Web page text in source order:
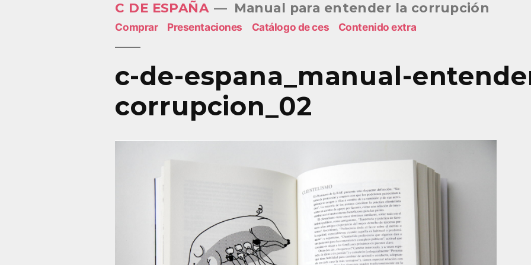
C DE ESPAÑA Manual para entender la corrupción
Comprar Presentaciones Catálogo de ces Contenido extra
c-de-espana_manual-
corrupcion_02